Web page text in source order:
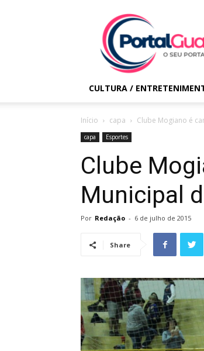
Portal
Guaçuano
CULTURA /
Início capa Clube Mogiano é
capa Esportes
Clube
Municipal
Por Redação - 6 de julho de 2015
Share